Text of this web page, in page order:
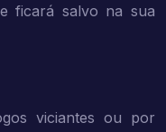
ficará salvo na sua
viciantes ou por